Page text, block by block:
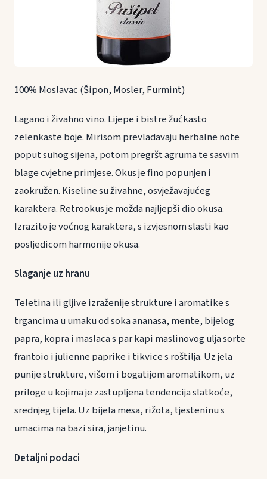
100% Moslavac (Šipon, Mosler, Furmint)
Lagano i živahno vino. Lijepe i bistre žućkasto
zelenkaste boje. Mirisom prevladavaju herbalne note
poput suhog sijena, potom pregršt agruma te sasvim
blage cvjetne primjese. Okus je fino popunjen i
zaokružen. Kiseline su živahne, osvježavajućeg
karaktera. Retrookus je možda najljepši dio okusa.
Izrazito je voćnog karaktera, s izvjesnom slasti kao
posljedicom harmonije okusa.
Slaganje uz hranu
Teletina ili gljive izraženije strukture i aromatike s
trgancima u umaku od soka ananasa, mente, bijelog
papra, kopra i maslaca s par kapi maslinovog ulja sorte
frantoio i julienne paprike i tikvice s roštilja. Uz jela
punije strukture, višom i bogatijom aromatikom, uz
priloge u kojima je zastupljena tendencija slatkoće,
srednjeg tijela. Uz bijela mesa, rižota, tjesteninu s
umacima na bazi sira, janjetinu.
Detaljni podaci